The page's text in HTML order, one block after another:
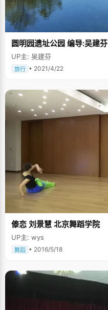
圆明园遗址公园 编导:吴建芬
UP主: 吴建芬
旅行 • 2021/4/22
傣恋 刘景慧 北京舞蹈学院
UP主: wys
舞蹈 • 2016/5/18